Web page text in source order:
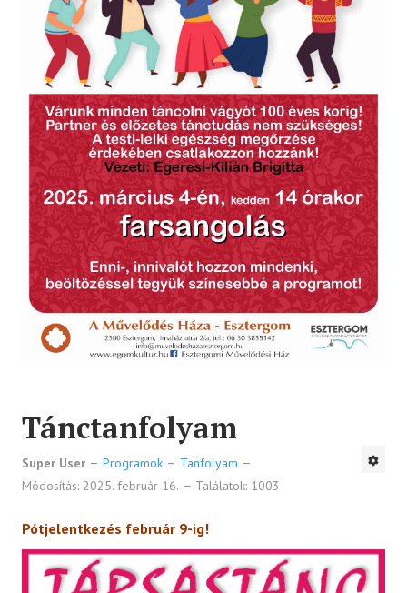
Tánctanfolyam
Super User Programok
Tanfolyam
Módosítás: 2025. február 16.
Találatok: 1003
Pótjelentkezés február 9-ig!